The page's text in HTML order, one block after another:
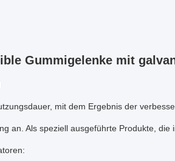
Gummigelenke mit
mit dem Ergebnis der
an. Als speziell ausgeführte Produkte, die